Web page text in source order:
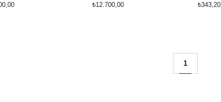
₺12.700,00
₺343,20
1